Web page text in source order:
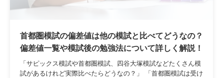
首都圏模試の偏差値は他の模試と比べてどうなの？
偏差値一覧や模試後の勉強法について詳しく解説！
「サピックス模試や首都圏模試、四谷大塚模試などたくさん模
試があるけれど実際比べたらどうなの？」 「首都圏模試は受け